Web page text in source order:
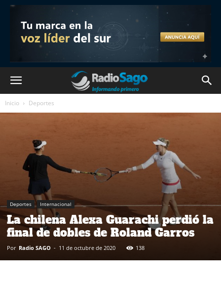
Inicio Deportes
Deportes Internacional
La chilena Alexa Guarachi perdió la
final de dobles de Roland Garros
Por Radio SAGO - 11 de octubre de 2020 138